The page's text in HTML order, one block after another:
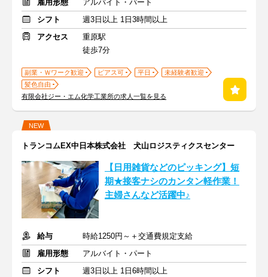
雇用形態
アルバイト・パート
シフト
週3日以上 1日3時間以上
アクセス
重原駅
徒歩7分
副業・Ｗワーク歓迎 ピアス可 平日
未経験者歓迎
髪色自由
有限会社ジー・エム化学工業所の求人一覧を見る
NEW
トランコムEX中日本株式会社 犬山ロジスティクスセンター
【日用雑貨などのピッキング】短
期★接客ナシのカンタン軽作業！
主婦さんなど活躍中♪
給与
時給1250円～＋交通費規定支給
雇用形態
アルバイト・パート
シフト
週3日以上 1日6時間以上